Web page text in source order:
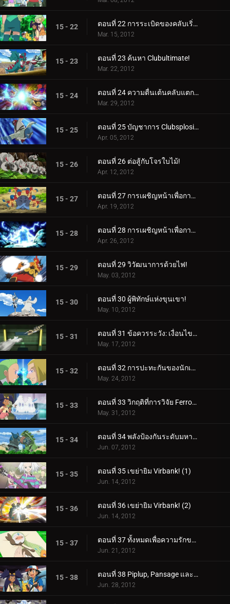
15 - 22 ตอนที่ 22 การระเบิดของคลับเริ่มต้นขึ้นแล้ว!
Mar. 15, 2012
15 - 23 ตอนที่ 23 ค้นหา Clubultimate!
Mar. 22, 2012
15 - 24 ตอนที่ 24 ความตื่นเต้นคลับแตกกระจาย!
Mar. 29, 2012
15 - 25 ตอนที่ 25 บัญชาการ Clubsplosion Crown!
Apr. 05, 2012
15 - 26 ตอนที่ 26 ต่อสู้กับโจรใบไม้!
Apr. 12, 2012
15 - 27 ตอนที่ 27 การเผชิญหน้าเพื่อการฟื้นฟู! (1)
Apr. 19, 2012
15 - 28 ตอนที่ 28 การเผชิญหน้าเพื่อการฟื้นฟู! (2)
Apr. 26, 2012
15 - 29 ตอนที่ 29 วิวัฒนาการด้วยไฟ!
May. 03, 2012
15 - 30 ตอนที่ 30 ผู้พิทักษ์แห่งขุนเขา!
May. 10, 2012
15 - 31 ตอนที่ 31 ข้อควรระวัง: เงื่อนไขการต่อสู้น้ำแข็ง!
May. 17, 2012
15 - 32 ตอนที่ 32 การปะทะกันของนักเลง!
May. 24, 2012
15 - 33 ตอนที่ 33 วิกฤติที่การวิจัย Ferroseed!
May. 31, 2012
15 - 34 ตอนที่ 34 พลังป้องกันระดับมหากาพย์!
Jun. 07, 2012
15 - 35 ตอนที่ 35 เขย่ายิม Virbank! (1)
Jun. 14, 2012
15 - 36 ตอนที่ 36 เขย่ายิม Virbank! (2)
Jun. 14, 2012
15 - 37 ตอนที่ 37 ทั้งหมดเพื่อความรักของ Meloetta!
Jun. 21, 2012
15 - 38 ตอนที่ 38 Piplup, Pansage และการพบกันของ Times!
Jun. 28, 2012